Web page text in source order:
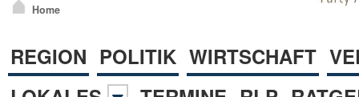
Home
REGION POLITIK WIRTSCHAFT